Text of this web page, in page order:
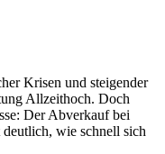
Krisen und steigender
Allzeithoch. Doch
Der Abverkauf bei
wie schnell sich